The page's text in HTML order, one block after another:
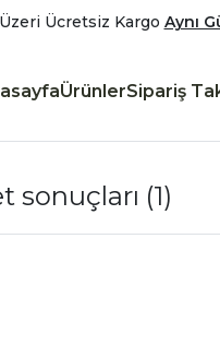
Ücretsiz Kargo Aynı
ÜrünlerSipariş
sonuçları (1)